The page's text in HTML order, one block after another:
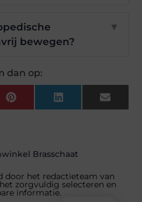
bewegen?
▼
dan op:
PinterestLinkedInEmail
Brasschaat
door het redactieteam van
zorgvuldig selecteren en
informatie.